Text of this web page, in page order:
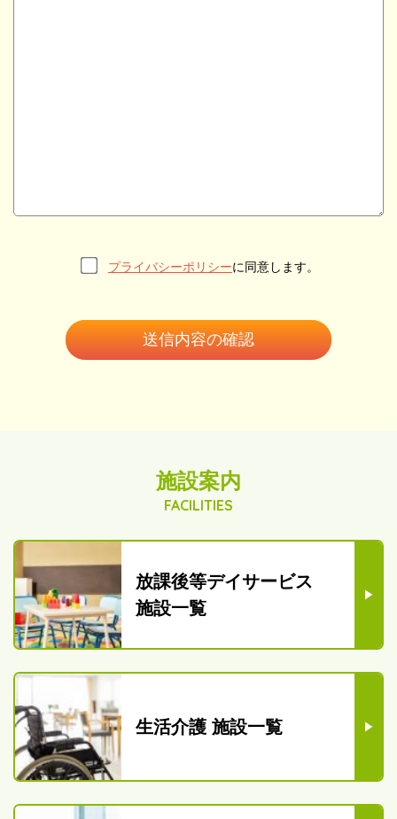
プライバシーポリシーに同意します。
施設案内
FACILITIES
放課後等デイサービス
施設一覧
生活介護施設一覧